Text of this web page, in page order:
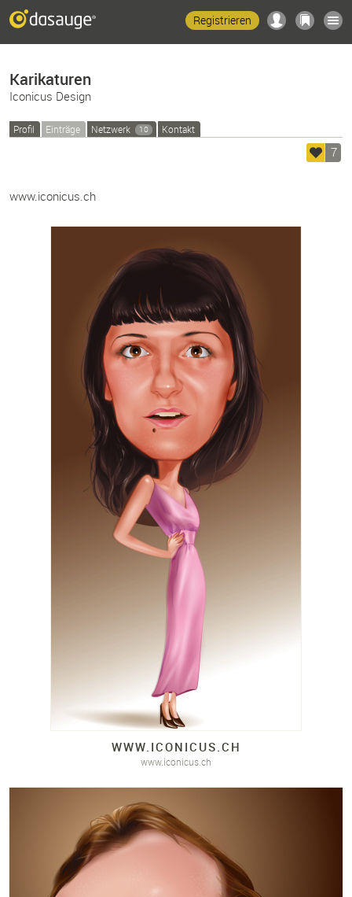
Registrieren
Karikaturen
Iconicus Design
Profil Einträge Netzwerk 10 Kontakt
7
www.iconicus.ch
WWW. ICONICUS.CH
www.iconicus.ch